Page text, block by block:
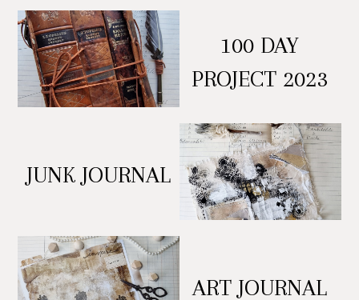
100 DAY
PROJECT 2023
JUNK JOURNAL
ART JOURNAL